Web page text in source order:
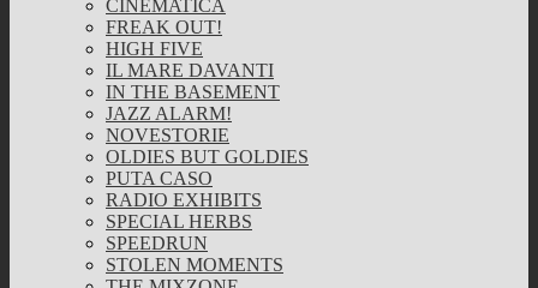
CINEMATICA
FREAK OUT!
HIGH FIVE
IL MARE DAVANTI
IN THE BASEMENT
JAZZ ALARM!
NOVESTORIE
OLDIES BUT GOLDIES
PUTA CASO
RADIO EXHIBITS
SPECIAL HERBS
SPEEDRUN
STOLEN MOMENTS